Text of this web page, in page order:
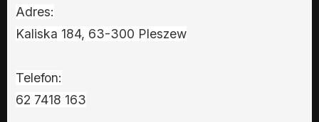
Adres:
Kaliska 184, 63-300 Pleszew
Telefon:
62 7418 163